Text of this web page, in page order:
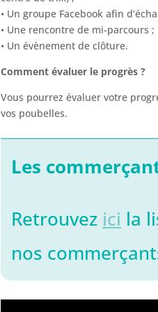
• Un groupe Facebook afin
• Une rencontre de mi-parcours ;
• Un évènement de clôture.
Comment évaluer le progrès ?
Vous pourrez évaluer votre
vos poubelles.
Les
Retrouvez ici la
nos